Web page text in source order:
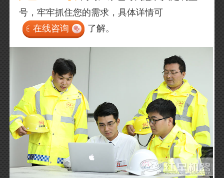
号，牢牢抓住您的需求，具体详情可
在线咨询
了解。